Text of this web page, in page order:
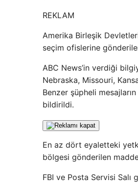
REKLAM
Amerika Birleşik
seçim ofislerine
ABC News’in verdiği
Nebraska, Missouri,
Benzer şüpheli
bildirildi.
En az dört eyaletteki
bölgesi gönderilen
FBI ve Posta Servisi Salı